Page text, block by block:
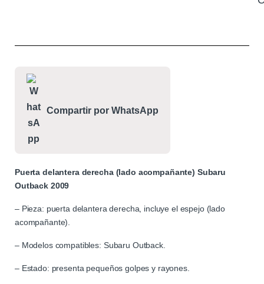
Compartir por WhatsApp
Puerta delantera derecha (lado acompañante) Subaru
Outback 2009
– Pieza: puerta delantera derecha, incluye el espejo (lado
acompañante).
– Modelos compatibles: Subaru Outback.
– Estado: presenta pequeños golpes y rayones.